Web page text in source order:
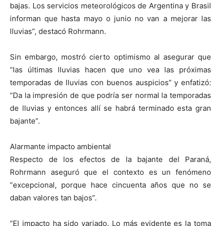
bajas. Los servicios meteorológicos de Argentina y Brasil
informan que hasta mayo o junio no van a mejorar las
lluvias”, destacó Rohrmann.
Sin embargo, mostró cierto optimismo al asegurar que
“las últimas lluvias hacen que uno vea las próximas
temporadas de lluvias con buenos auspicios” y enfatizó:
“Da la impresión de que podría ser normal la temporadas
de lluvias y entonces allí se habrá terminado esta gran
bajante”.
Alarmante impacto ambiental
Respecto de los efectos de la bajante del Paraná,
Rohrmann aseguró que el contexto es un fenómeno
“excepcional, porque hace cincuenta años que no se
daban valores tan bajos”.
“El impacto ha sido variado. Lo más evidente es la toma